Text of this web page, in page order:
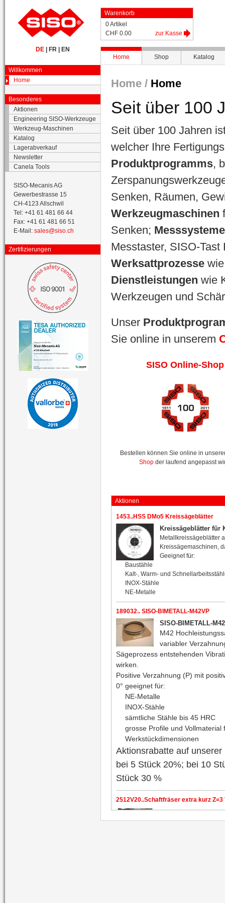
DE FR EN
Warenkorb
0 Artikel
CHF 0.00
zur Kasse
Home Shop
Katalog
Willkommen
Home
Besonderes
Aktionen
Engineering SISO-Werkzeuge
Werkzeug-Maschinen
Katalog
Lagerabverkauf
Newsletter
Canela Tools
SISO-Mecanis AG
Gewerbestrasse 15
CH-4123 Allschwil
Tel: +41 61 481 66 44
Fax: +41 61 481 66 51
E-Mail: sales@siso.ch
Zertifizierungen
Home / Home
Seit über 100
Seit über 100 Jahren
welcher Ihre
Produktprogramms,
Senken, Räumen,
Werkzeugmaschinen
Senken;
Messtaster, SISO-
Werksattprozesse
Dienstleistungen wie
Werkzeugen und
Unser
Sie online in unserem
SISO Online-Shop
Bestellen können Sie online in
Shopder laufend angepasst
Aktionen
1453..HSS DMo5 Kreissägeblätter
Kreissägeblätter für
Metallkreissägeblätter
Kreissägemaschinen,
Geeignet für:
Baustähle
Kalt-, Warm- und
INOX-Stähle
NE-Metalle
189032.. SISO-BIMETALL-M42VP
SISO-BIMETALL-
M42
variabler
Sägeprozess entstehenden
wirken.
Positive Verzahnung (P) mit
0° geeignet für:
NE-Metalle
INOX-Stähle
sämtliche Stähle bis 45 HRC
grosse Profile und Vollmaterial
Werkstückdimensionen
Aktionsrabatte auf unserer
bei 5 Stück 20%; bei 10
Stück 30 %
2512V20..Schaftfräser extra kurz Z=3